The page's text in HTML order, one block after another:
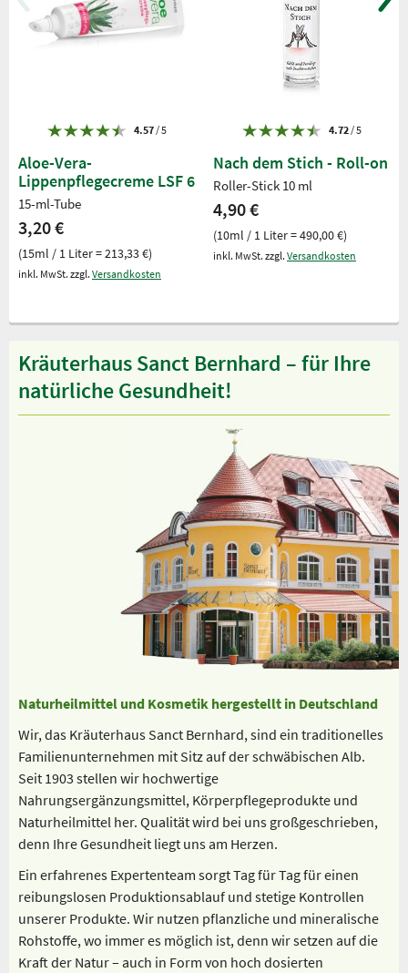
4.57/ 5
Aloe-Vera-
Lippenpflegecreme LSF 6
15-ml-Tube
3,20 €
(15ml / 1 Liter = 213,33 €)
inkl. MwSt. zzgl. Versandkosten
4.72/ 5
Nach dem Stich - Roll-on
Roller-Stick 10 ml
4,90 €
(10ml / 1 Liter = 490,00 €)
inkl. MwSt. zzgl. Versandkosten
Kräuterhaus Sanct Bernhard – für Ihre
natürliche Gesundheit!
Naturheilmittel und Kosmetik hergestellt in Deutschland
Wir, das Kräuterhaus Sanct Bernhard, sind ein traditionelles
Familienunternehmen mit Sitz auf der schwäbischen Alb.
Seit 1903 stellen wir hochwertige
Nahrungsergänzungsmittel, Körperpflegeprodukte und
Naturheilmittel her. Qualität wird bei uns großgeschrieben,
denn Ihre Gesundheit liegt uns am Herzen.
Ein erfahrenes Expertenteam sorgt Tag für Tag für einen
reibungslosen Produktionsablauf und stetige Kontrollen
unserer Produkte. Wir nutzen pflanzliche und mineralische
Rohstoffe, wo immer es möglich ist, denn wir setzen auf die
Kraft der Natur – auch in Form von hoch dosierten